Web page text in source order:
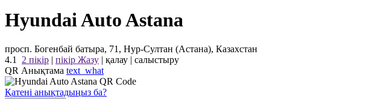
Hyundai Auto Astana
просп. Богенбай батыра, 71, Нур-Султан (Астана), Казахстан
4.1
2 пікір | пікір Жазу | қалау | салыстыру
QR Анықтама text_what
Қатені анықтадыңыз ба?